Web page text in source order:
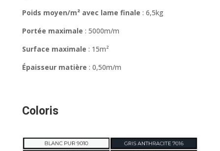
Poids moyen/m² avec lame finale : 6,5kg
Portée maximale : 5000m/m
Surface maximale : 15m²
Épaisseur matière : 0,50m/m
Coloris